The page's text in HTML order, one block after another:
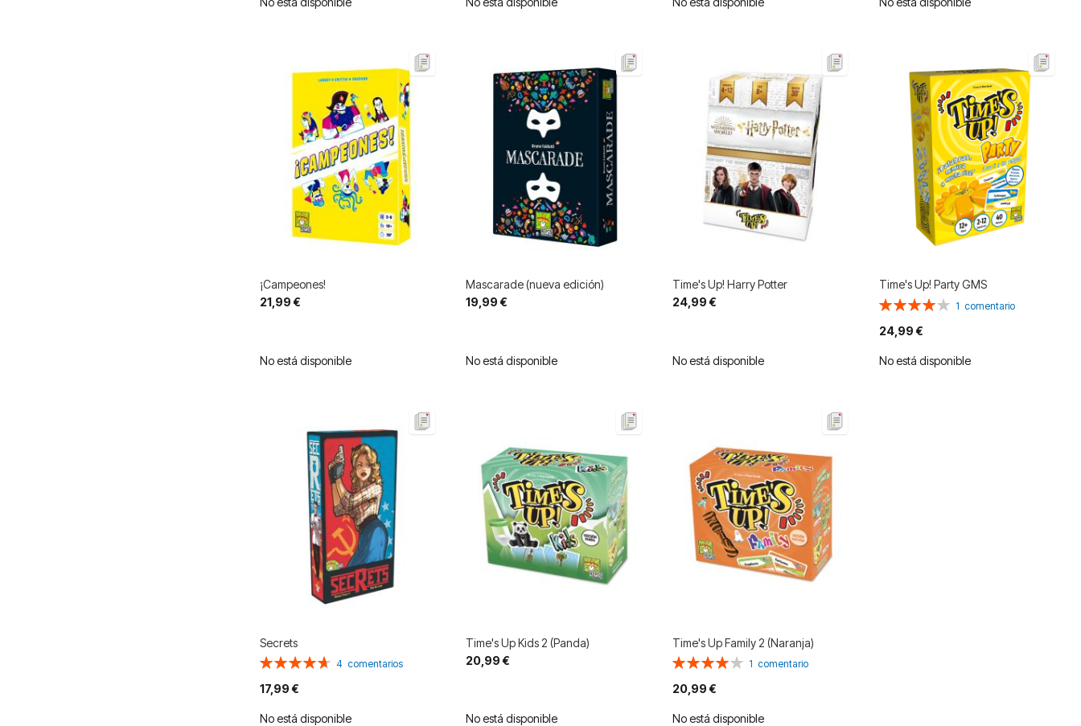
¡Campeones!
21,99 €
No está disponible
Mascarade (nueva edición)
19,99 €
No está disponible
Time's Up! Harry Potter
24,99 €
No está disponible
Time's Up! Party GMS
Valoración:
1 comentario
24,99 €
No está disponible
Secrets
Valoración:
4 comentarios
17,99 €
No está disponible
Time's Up Kids 2 (Panda)
20,99 €
No está disponible
Time's Up Family 2 (Naranja)
Valoración:
1 comentario
20,99 €
No está disponible